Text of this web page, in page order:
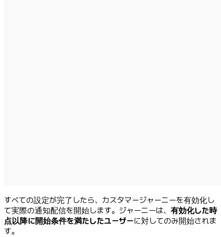
すべての設定が完了したら、カスタマージャーニーを有効化し
て実際の通知配信を開始します。ジャーニーは、 有効化した時
点以降に開始条件を満たしたユーザーに対してのみ開始されま
す。